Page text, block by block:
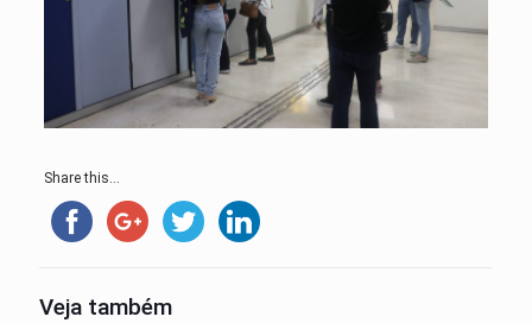
Share this...
Veja também